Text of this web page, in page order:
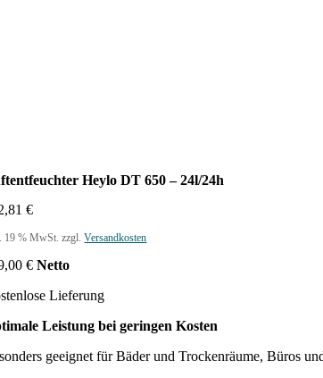
Heylo DT 650 – 24l/24h
€
19 % MwSt. zzgl.Versandkosten
€ Netto
Lieferung
Leistung bei geringen Kosten
geeignet für Bäder und Trockenräume, Büros